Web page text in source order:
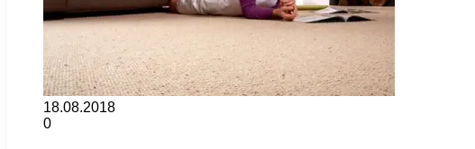
18.08.2018
0